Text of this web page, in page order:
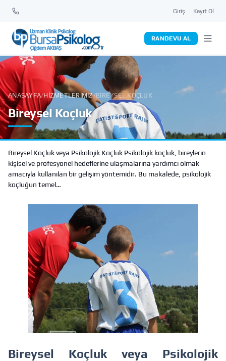
Giriş Kayıt Ol
RANDEVU AL
ANASAYFA/HIZMETLERIMIZ/BIREYSEL KOÇLUK
Bireysel Koçluk
Bireysel Koçluk veya Psikolojik Koçluk Psikolojik koçluk, bireylerin
kişisel ve profesyonel hedeflerine ulaşmalarına yardımcı olmak
amacıyla kullanılan bir gelişim yöntemidir. Bu makalede, psikolojik
koçluğun temel…
Bireysel Koçluk veya Psikolojik